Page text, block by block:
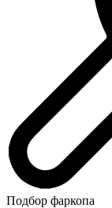
Подбор фаркопа